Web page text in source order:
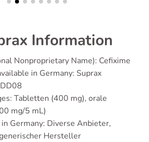
Information
Nonproprietary Name): Cefixime
in Germany: Suprax
Tabletten (400 mg), orale
mg/5 mL)
Germany: Diverse Anbieter,
Hersteller